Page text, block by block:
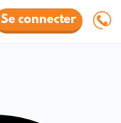
Se connecter